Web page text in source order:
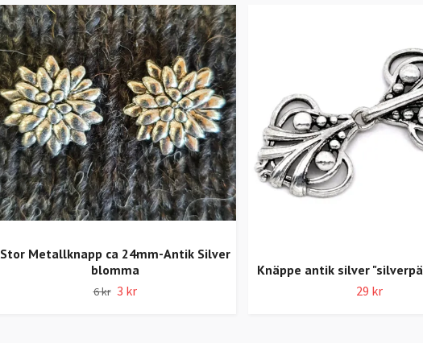
Stor Metallknapp ca 24mm-Antik Silver
blomma
6 kr 3 kr
Knäppe antik silver
29 kr